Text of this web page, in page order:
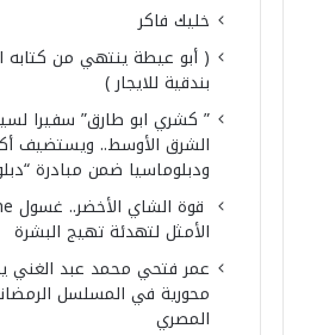
خليك فاكر
( أبو عيطة ينتهي من كتابه
بندقية للايجار )
” كشري ابو طارق” سفيرا
ودبلوماسيا ضمن مبادرة
الأمثل لتهدئة تهيج البشرة
عمر فتحي محمد عبد
محورية في المسلسل
المصري